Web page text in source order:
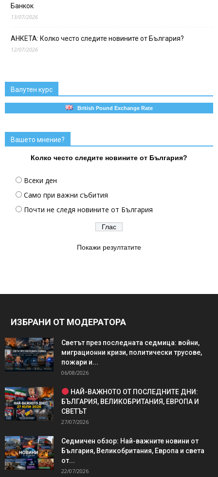
Банкок
13/07/2026
АНКЕТА: Колко често следите новините от България?
12/07/2026
Валутен курс
British Pound Exchange Rate
Вашето мнение?
Колко често следите новините от България?
Всеки ден
Само при важни събития
Почти не следя новините от България
Покажи резултатите
ИЗБРАНИ ОТ МОДЕРАТОРА
Светът през последната седмица: войни,
миграционни кризи, политически трусове,
пожари и...
06/08/2026
НАЙ-ВАЖНОТО ОТ ПОСЛЕДНИТЕ ДНИ:
БЪЛГАРИЯ, ВЕЛИКОБРИТАНИЯ, ЕВРОПА И
СВЕТЪТ
27/07/2026
Седмичен обзор: Най-важните новини от
България, Великобритания, Европа и света
от...
22/07/2026